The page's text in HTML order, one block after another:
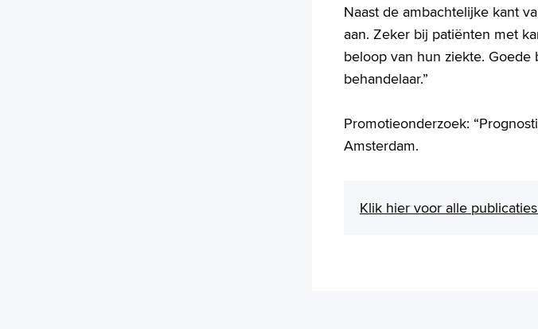
Naast de ambachtelijke kant
aan. Zeker bij patiënten met
beloop van hun ziekte.
behandelaar.”
Promotieonderzoek:
Amsterdam.
Klik hier voor alle